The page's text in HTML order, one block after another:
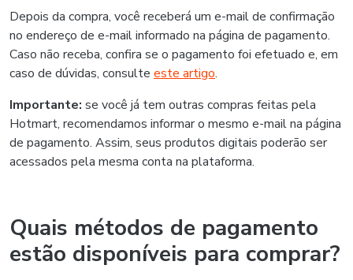
Depois da compra, você receberá um e-mail de confirmação
no endereço de e-mail informado na página de pagamento.
Caso não receba, confira se o pagamento foi efetuado e, em
caso de dúvidas, consulte este artigo.
Importante: se você já tem outras compras feitas pela
Hotmart, recomendamos informar o mesmo e-mail na página
de pagamento. Assim, seus produtos digitais poderão ser
acessados pela mesma conta na plataforma.
Quais métodos de pagamento
estão disponíveis para comprar?